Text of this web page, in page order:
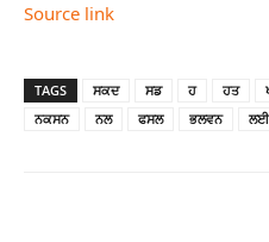
Source link
TAGS ਸਕਦ ਸਡ ਹ ਹਤ
ਨਕਸਨ
ਨਲ ਫਸਲ ਭਲਵਨ ਲਈ